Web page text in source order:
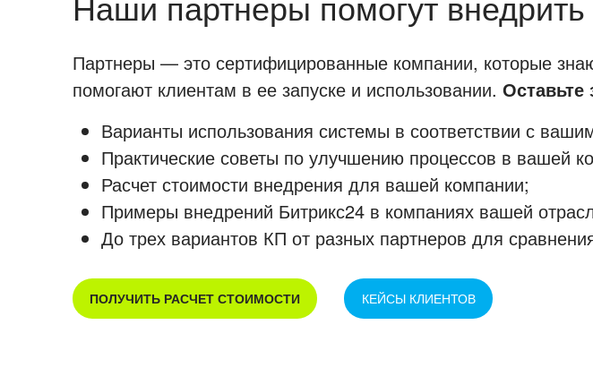
Партнеры — это сертифицированные компании, которые
помогают клиентам в ее запуске и использовании. Оставьте
Варианты использования системы в соответствии с
Практические советы по улучшению процессов в вашей
Расчет стоимости внедрения для вашей компании;
Примеры внедрений Битрикс24 в компаниях вашей
До трех вариантов КП от разных партнеров для
ПОЛУЧИТЬ РАСЧЕТ СТОИМОСТИ КЕЙСЫ КЛИЕНТОВ